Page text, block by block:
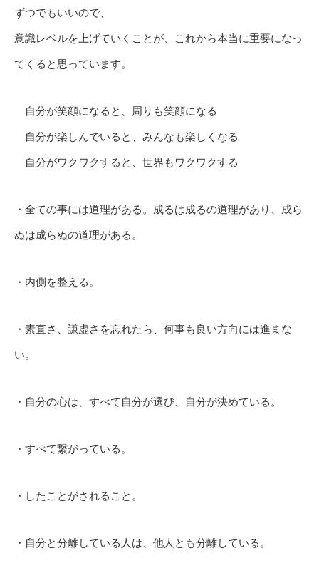
ずつでもいいので、
意識レベルを上げていくことが、これから本当に重要になっ
てくると思っています。
自分が笑顔になると、周りも笑顔になる
自分が楽しんでいると、みんなも楽しくなる
自分がワクワクすると、世界もワクワクする
・全ての事には道理がある。成るは成るの道理があり、成ら
ぬは成らぬの道理がある。
・内側を整える。
・素直さ、謙虚さを忘れたら、何事も良い方向には進まな
い。
・自分の心は、すべて自分が選び、自分が決めている。
・すべて繋がっている。
・したことがされること。
・自分と分離している人は、他人とも分離している。